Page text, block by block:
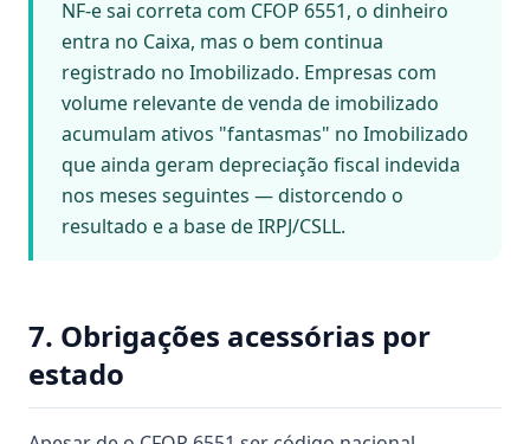
NF-e sai correta com CFOP 6551, o dinheiro
entra no Caixa, mas o bem continua
registrado no Imobilizado. Empresas com
volume relevante de venda de imobilizado
acumulam ativos "fantasmas" no Imobilizado
que ainda geram depreciação fiscal indevida
nos meses seguintes — distorcendo o
resultado e a base de IRPJ/CSLL.
7. Obrigações acessórias por
estado